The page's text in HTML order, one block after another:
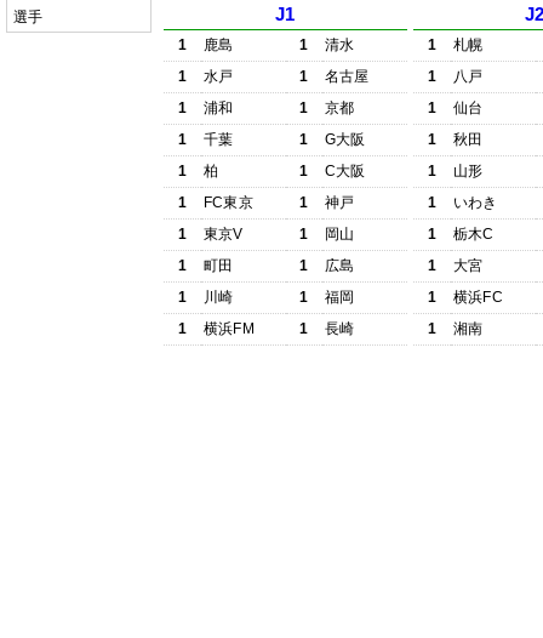
選手
J1
1 鹿島 1
清水
1
水戸 1
名古屋
1
浦和 1
京都
1
千葉 1
G大阪
1
柏 1
C大阪
1
FC東京 1
神戸
1
東京V 1
岡山
1
町田 1
広島
1
川崎 1
福岡
1
横浜FM 1 長崎
1
札幌
1
八戸
1
仙台
1
秋田
1
山形
1
いわき
1
栃木C
1
大宮
1
横浜FC
1
湘南